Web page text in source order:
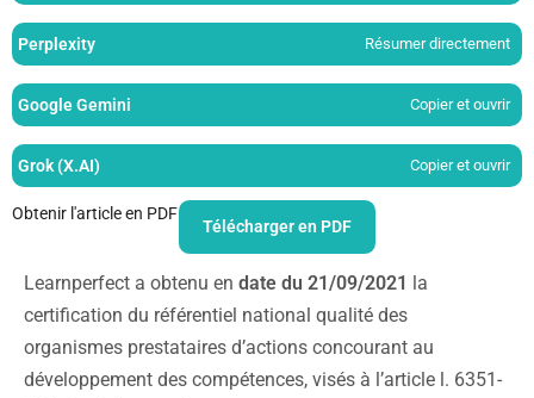
Perplexity Résumer directement
Google Gemini Copier et ouvrir
Grok (X.AI) Copier et ouvrir
Obtenir l'article en PDF
Télécharger en PDF
Learnperfect a obtenu en date du 21/09/2021 la
certification du référentiel national qualité des
organismes prestataires d’actions concourant au
développement des compétences, visés à l’article l. 6351-